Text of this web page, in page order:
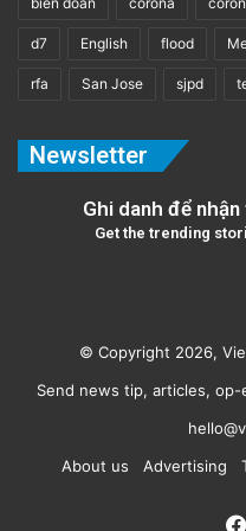
d7 English flood
rfa San Jose sjpd
Newsletter
Ghi danh để
Get the trending
© Copyright 2026,
Send news tip, articles,
About us
Advertising